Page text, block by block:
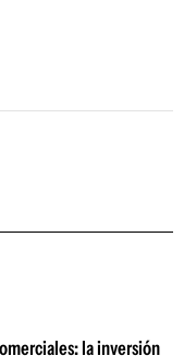
la inversión